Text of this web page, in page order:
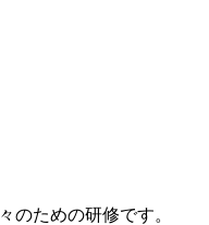
のための研修です。